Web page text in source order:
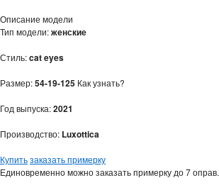
Описание модели
Тип модели:женские
Стиль:cat eyes
Размер:54-19-125 Как узнать?
Год выпуска:2021
Производство: Luxottica
Купитьзаказать примерку
Единовременно можно заказать примерку до 7 оправ.